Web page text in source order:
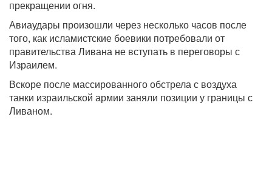
прекращении огня.
Авиаудары произошли через несколько часов после
того, как исламистские боевики потребовали от
правительства Ливана не вступать в переговоры с
Израилем.
Вскоре после массированного обстрела с воздуха
танки израильской армии заняли позиции у границы с
Ливаном.